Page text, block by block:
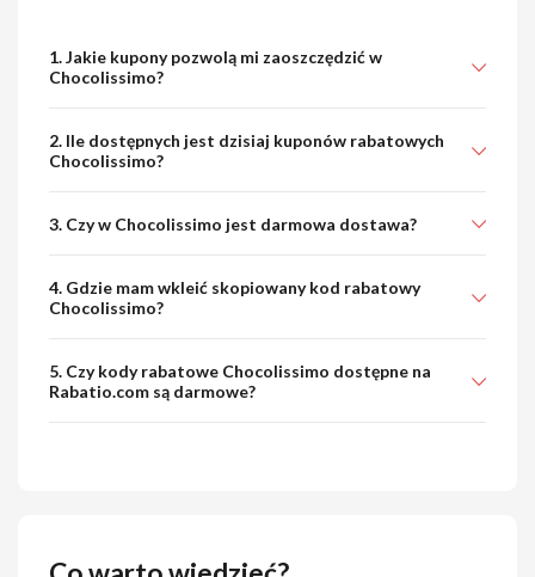
1. Jakie kupony pozwolą mi zaoszczędzić w
Chocolissimo?
2. Ile dostępnych jest dzisiaj kuponów rabatowych
Chocolissimo?
3. Czy w Chocolissimo jest darmowa dostawa?
4. Gdzie mam wkleić skopiowany kod rabatowy
Chocolissimo?
5. Czy kody rabatowe Chocolissimo dostępne na
Rabatio.com są darmowe?